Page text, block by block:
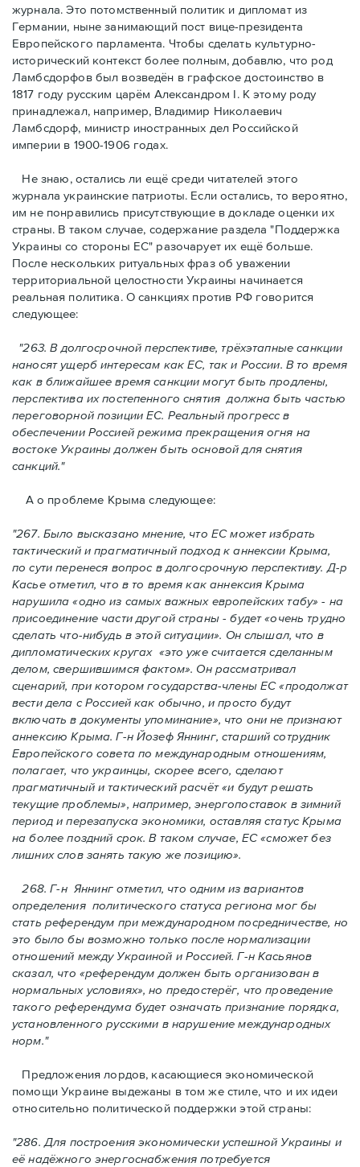
журнала. Это потомственный политик и дипломат из
Германии, ныне занимающий пост вице-президентa
Европейского парламента. Чтобы сделать культурно-
исторический контекст более полным, добавлю, что род
Ламбсдорфов был возведён в графское достоинство в
1817 году русским царём Александром I. К этому роду
принадлежал, например, Владимир Николаевич
Ламбсдорф, министр иностранных дел Российской
империи в 1900-1906 годах.
Не знаю, остались ли ещё среди читателей этого
журнала украинские патриоты. Если остались, то вероятно,
им не понравились присутствующие в докладе оценки их
страны. В таком случае, содержание раздела "Поддержка
Украины со стороны ЕС" разочарует их ещё больше.
После нескольких ритуальных фраз об уважении
территориальной целостности Украины начинается
реальная политика. О санкциях против РФ говорится
следующее:
"263. В долгосрочной перспективе, трёхэтапные санкции
наносят ущерб интересам как ЕС, так и России. В то время
как в ближайшее время санкции могут быть продлены,
перспектива их постепенного снятия должна быть частью
переговорной позиции ЕС. Реальный прогресс в
обеспечении Россией режима прекращения огня на
востоке Украины должен быть основой для снятия
санкций."
А о проблеме Крыма следующее:
"267. Было высказано мнение, что ЕС может избрать
тактический и прагматичный подход к аннексии Крыма,
по сути перенеся вопрос в долгосрочную перспективу. Д-р
Касье отметил, что в то время как аннексия Крыма
нарушилa «одно из самых важных европейских табу» - на
присоединение части другой страны - будет «очень трудно
сделать что-нибудь в этой ситуации». Он слышал, что в
дипломатических кругах «это уже считается сделанным
делом, свершившимся фактом». Он рассматривал
сценарий, при котором государства-члены ЕС «продолжат
вести дела с Россией как обычно, и просто будут
включать в документы упоминание», что они не признают
аннексию Крыма. Г-н Йoзеф Яннинг, старший сотрудник
Европейского cовета по международным отношениям,
полагает, что украинцы, скорее всего, сделают
прагматичный и тактический расчёт «и будут решать
текущие проблемы», например, энергопоставок в зимний
период и перезапуска экономики, оставляя статус Крыма
на более поздний срок. В таком случае, ЕС «сможет без
лишних слов занять такую же позицию».
268. Г-н Яннинг отметил, что одним из вариантов
определения политического статуса региона мог бы
стать референдум при международном посредничестве, но
это было бы возможно только после нормализации
отношений между Украиной и Россией. Г-н Касьянов
сказал, что «референдум должен быть организован в
нормальных условиях», но предостерёг, что проведение
такого референдума будет означать признание порядка,
установленного русскими в нарушение международных
норм."
Предложения лордов, касающиеся экономической
помощи Украине выдежаны в том же стиле, что и их идеи
относительно политической поддержки этой страны:
"286. Для построения экономически успешной Украины и
её надёжного энергоснабжения потребуется